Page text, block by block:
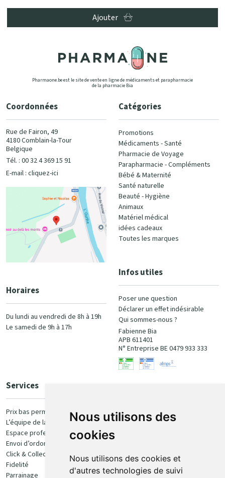
Nous utilisons des
cookies
Nous utilisons des cookies et
d'autres technologies de suivi
Ajouter
Pharmaone.be est le site de vente en ligne de médicaments et parapharmacie
de la pharmacie Bia
Coordonnées
Rue de Fairon, 49
4180 Comblain-la-Tour
Belgique
Tél. : 00 32 4 369 15 91
E-mail : cliquez-ici
Horaires
Du lundi au vendredi de 8h à 19h
Le samedi de 9h à 17h
Catégories
Promotions
Médicaments - Santé
Pharmacie de Voyage
Parapharmacie - Compléments
Bébé & Maternité
Santé naturelle
Beauté - Hygiène
Animaux
Matériel médical
idées cadeaux
Toutes les marques
Infos utiles
Poser une question
Déclarer un effet indésirable
Qui sommes-nous ?
Fabienne Bia
APB 611401
N° Entreprise BE 0479 933 333
Services
Prix bas permanent
L’équipe de la pharmacie
Espace professionnel
Envoi d’ordonnance
Click & Collect
Fidelité
Parrainage
100% sécurisé